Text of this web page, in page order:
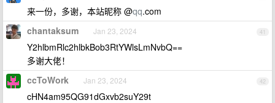
来一份，多谢，本站昵称 @qq.com
41
chantaksum Jan 23, 2024
Y2hlbmRlc2hlbkBob3RtYWlsLmNvbQ==
多谢大佬！
42
ccToWork Jan 23, 2024
cHN4am95QG91dGxvb2suY29t